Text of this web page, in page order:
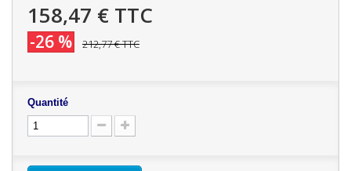
158,47 € TTC
-26 % 212,77 €TTC
Quantité